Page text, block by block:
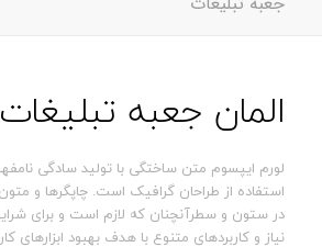
المان جعبه تبلیغات
لورم ایپسوم متن ساختگی با تولید سادگی
استفاده از طراحان گرافیک است. چاپگرها و متون
در ستون و سطرآنچنان که لازم است و برای
نیاز و کاربردهای متنوع با هدف بهبود ابزارهای